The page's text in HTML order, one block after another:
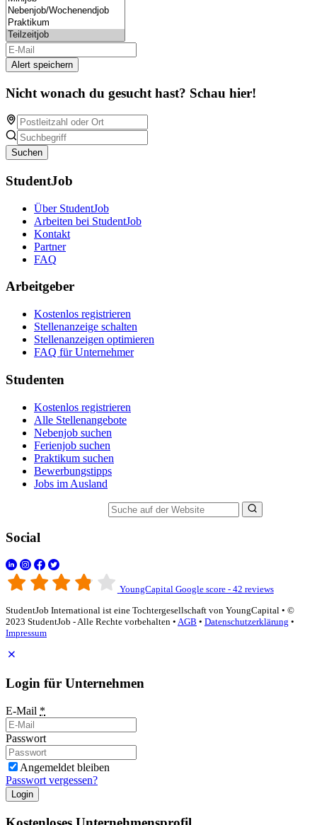
Alert speichern
Nicht wonach du gesucht hast? Schau hier!
Suchen
StudentJob
Über StudentJob
Arbeiten bei StudentJob
Kontakt
Partner
FAQ
Arbeitgeber
Kostenlos registrieren
Stellenanzeige schalten
Stellenanzeigen optimieren
FAQ für Unternehmer
Studenten
Kostenlos registrieren
Alle Stellenangebote
Nebenjob suchen
Ferienjob suchen
Praktikum suchen
Bewerbungstipps
Jobs im Ausland
Social
YoungCapital Google score - 42 reviews
StudentJob International ist eine Tochtergesellschaft von YoungCapital • ©
2023 StudentJob - Alle Rechte vorbehalten • AGB • Datenschutzerklärung •
Impressum
Login für Unternehmen
E-Mail *
Passwort
Angemeldet bleiben
Passwort vergessen?
Login